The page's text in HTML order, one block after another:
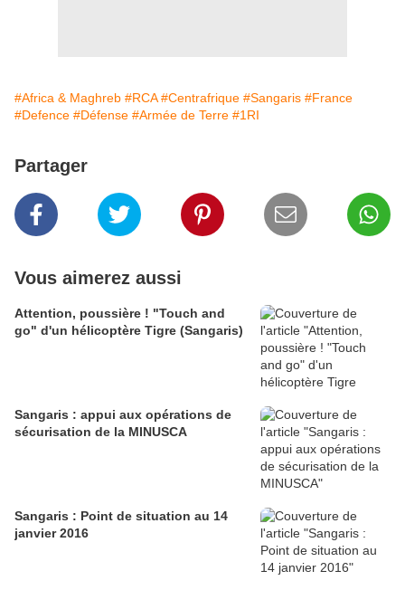
#Africa & Maghreb #RCA #Centrafrique #Sangaris #France
#Defence #Défense #Armée de Terre #1RI
Partager
Vous aimerez aussi
Attention, poussière ! "Touch and
go" d'un hélicoptère Tigre (Sangaris)
Sangaris : appui aux opérations de
sécurisation de la MINUSCA
Sangaris : Point de situation au 14
janvier 2016